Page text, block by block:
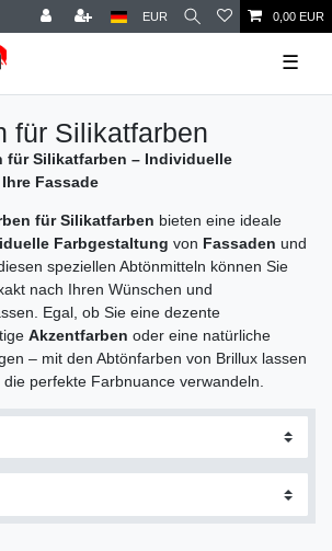
EUR 0,00 EUR
☰
für Silikatfarben
für Silikatfarben – Individuelle
Fassade
für Silikatfarben bieten eine ideale
Farbgestaltung von Fassaden und
diesen speziellen Abtönmitteln können Sie
nach Ihren Wünschen und
Egal, ob Sie eine dezente
Akzentfarben oder eine natürliche
– mit den Abtönfarben von Brillux lassen
die perfekte Farbnuance verwandeln.